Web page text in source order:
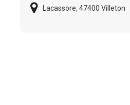
Lacassore, 47400 Villeton